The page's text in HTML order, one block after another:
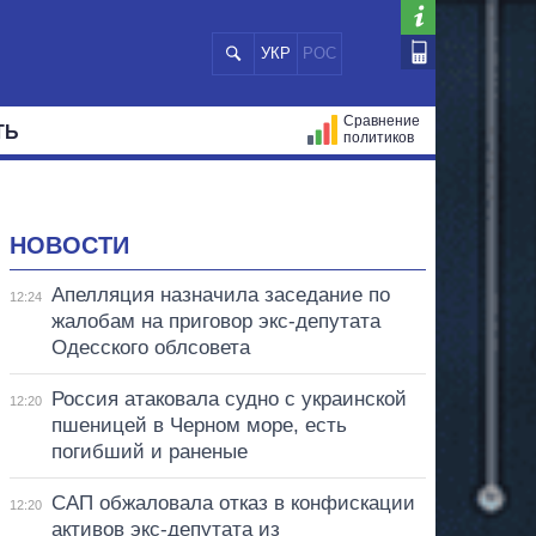
УКР РОС
Сравнение
политиков
НОВОСТИ
12:24
Апелляция назначила заседание по
жалобам на приговор экс-депутата
Одесского облсовета
12:20
Россия атаковала судно с украинской
пшеницей в Черном море, есть
погибший и раненые
12:20
САП обжаловала отказ в конфискации
активов экс-депутата из